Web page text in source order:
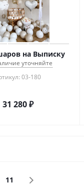
на Выписку
уточняйте
03-180
31 280₽
11